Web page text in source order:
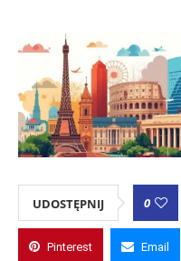
UDOSTĘPNIJ 0
Pinterest Email